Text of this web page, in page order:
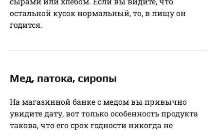
остальной кусок нормальный, то, в пищу он
годится.
Мед, патока, сиропы
На магазинной банке с медом вы привычно
увидите дату, вот только особенность продукта
такова, что его срок годности никогда не